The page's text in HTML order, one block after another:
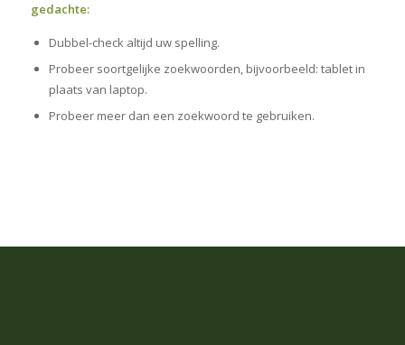
gedachte:
Dubbel-check altijd uw spelling.
Probeer soortgelijke zoekwoorden, bijvoorbeeld: tablet in
plaats van laptop.
Probeer meer dan een zoekwoord te gebruiken.